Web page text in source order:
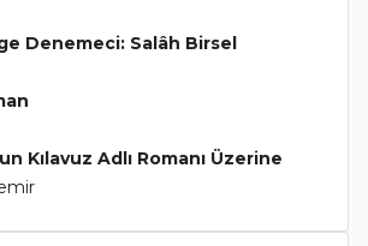
Denemeci: Salâh Birsel
Kılavuz Adlı Romanı Üzerine